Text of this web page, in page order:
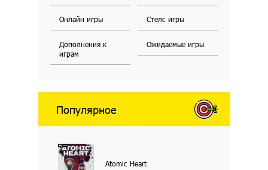
Онлайн игры Стелс игры
Дополнения к
играм
Ожидаемые игры
Популярное
Atomic Heart